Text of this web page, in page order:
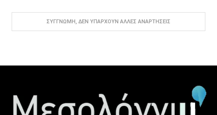
ΣΥΓΓΝΏΜΗ, ΔΕΝ ΥΠΆΡΧΟΥΝ ΆΛΛΕΣ ΑΝΑΡΤΉΣΕΙΣ